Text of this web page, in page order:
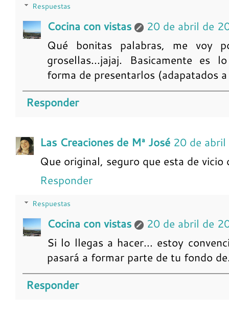
Respuestas
Cocina con vistas
20 de abril de
Qué bonitas palabras, me voy
grosellas...jajaj. Basicamente es
forma de presentarlos (adapatados
Responder
Las Creaciones de Mª José 20 de
Que original, seguro que esta de vicio
Responder
Respuestas
Cocina con vistas
20 de abril de
Si lo llegas a hacer... estoy
pasará a formar parte de tu fondo
Responder